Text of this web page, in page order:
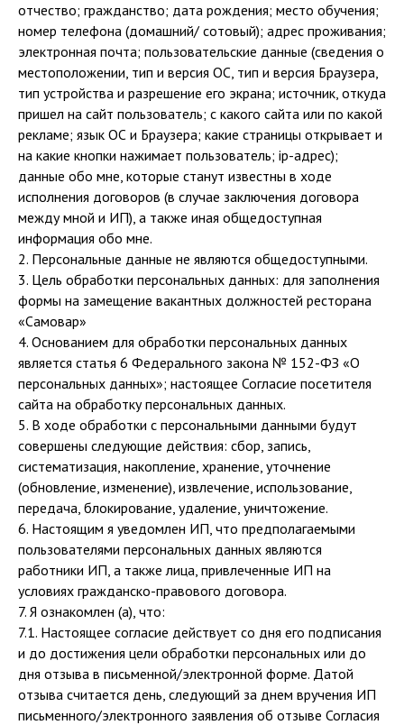
отчество; гражданство; дата рождения; место обучения;
номер телефона (домашний/ сотовый); адрес проживания;
электронная почта; пользовательские данные (сведения о
местоположении, тип и версия ОС, тип и версия Браузера,
тип устройства и разрешение его экрана; источник, откуда
пришел на сайт пользователь; с какого сайта или по какой
рекламе; язык ОС и Браузера; какие страницы открывает и
на какие кнопки нажимает пользователь; ip-адрес);
данные обо мне, которые станут известны в ходе
исполнения договоров (в случае заключения договора
между мной и ИП), а также иная общедоступная
информация обо мне.
2. Персональные данные не являются общедоступными.
3. Цель обработки персональных данных: для заполнения
формы на замещение вакантных должностей ресторана
«Самовар»
4. Основанием для обработки персональных данных
является статья 6 Федерального закона № 152-ФЗ «О
персональных данных»; настоящее Согласие посетителя
сайта на обработку персональных данных.
5. В ходе обработки с персональными данными будут
совершены следующие действия: сбор, запись,
систематизация, накопление, хранение, уточнение
(обновление, изменение), извлечение, использование,
передача, блокирование, удаление, уничтожение.
6. Настоящим я уведомлен ИП, что предполагаемыми
пользователями персональных данных являются
работники ИП, а также лица, привлеченные ИП на
условиях гражданско-правового договора.
7. Я ознакомлен (а), что:
7.1. Настоящее согласие действует со дня его подписания
и до достижения цели обработки персональных или до
дня отзыва в письменной/электронной форме. Датой
отзыва считается день, следующий за днем вручения ИП
письменного/электронного заявления об отзыве Согласия